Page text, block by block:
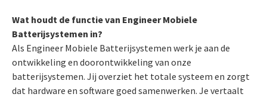
Wat houdt de functie van Engineer Mobiele
Batterijsystemen in?
Als Engineer Mobiele Batterijsystemen werk je aan de
ontwikkeling en doorontwikkeling van onze
batterijsystemen. Jij overziet het totale systeem en zorgt
dat hardware en software goed samenwerken. Je vertaalt